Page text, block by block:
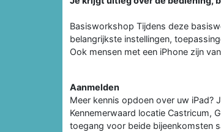
Basisworkshop Tijdens deze
belangrijkste instellingen,
Ook mensen met een iPhone zijn
Aanmelden
Meer kennis opdoen over uw iPad?
Kennemerwaard locatie Castricum,
toegang voor beide bijeenkomsten